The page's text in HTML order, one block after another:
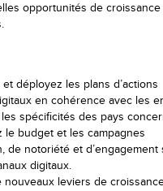
opportunités de croissance
déployez les plans d’actions
en cohérence avec les
spécificités des pays
le budget et les campagnes
de notoriété et d’engagement
digitaux.
nouveaux leviers de